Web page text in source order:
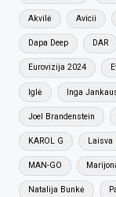
Akvilė Avicii
Dapa Deep DAR
Eurovizija 2024
Iglė Inga
Joel Brandenstein
KAROL G Laisva
MAN-GO
Natalija Bunkė